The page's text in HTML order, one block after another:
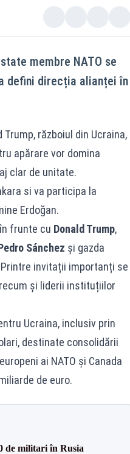
membre NATO se
defini direcția alianței în
războiul din Ucraina,
apărare vor domina
clar de unitate.
si va participa la
Erdoğan.
frunte cu Donald Trump,
Sánchez și gazda
invitații importanți se
și liderii instituțiilor
Ucraina, inclusiv prin
destinate consolidării
ai NATO și Canada
de euro.
de militari în Rusia